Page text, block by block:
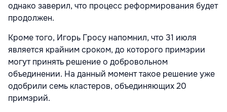
однако заверил, что процесс реформирования будет
продолжен.
Кроме того, Игорь Гросу напомнил, что 31 июля
является крайним сроком, до которого примэрии
могут принять решение о добровольном
объединении. На данный момент такое решение уже
одобрили семь кластеров, объединяющих 20
примэрий.